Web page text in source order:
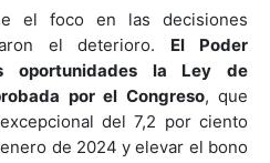
el foco en las decisiones
el deterioro. El Poder
oportunidades la Ley de
por el Congreso, que
del 7,2 por ciento
de 2024 y elevar el bono